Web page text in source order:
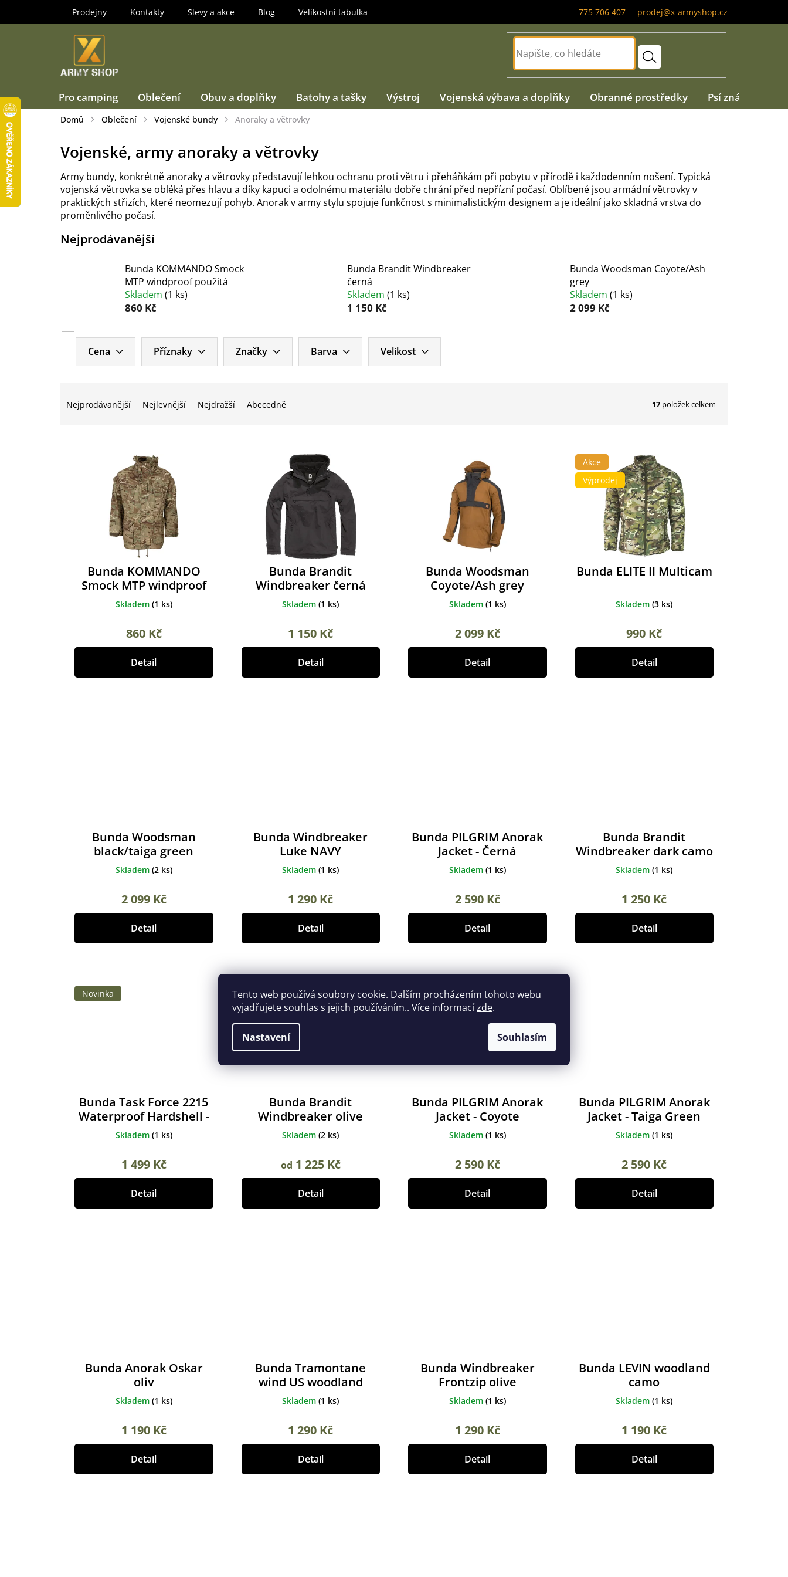
Tento web používá soubory cookie. Dalším procházením tohoto webu
vyjadřujete souhlas s jejich používáním.. Více informacízde.
Nastavení Souhlasím
775 706 407 prodej@x-armyshop.cz
Prodejny Kontakty Slevy a akce Blog Velikostní tabulka
Pro camping Oblečení Obuv a doplňky Batohy a tašky Výstroj Vojenská výbava a doplňky Obranné prostředky Psí známky
Domů Oblečení Vojenské bundy Anoraky a větrovky
Vojenské, army anoraky a větrovky
Army bundy, konkrétně anoraky a větrovky představují lehkou ochranu proti větru i přeháňkám při pobytu v přírodě i každodenním nošení. Typická
vojenská větrovka se obléká přes hlavu a díky kapuci a odolnému materiálu dobře chrání před nepřízní počasí. Oblíbené jsou armádní větrovky v
praktických střizích, které neomezují pohyb. Anorak v army stylu spojuje funkčnost s minimalistickým designem a je ideální jako skladná vrstva do
proměnlivého počasí.
Nejprodávanější
Bunda KOMMANDO Smock
MTP windproof použitá
Skladem (1 ks)
860 Kč
Bunda Brandit Windbreaker
černá
Skladem(1 ks)
1 150 Kč
Bunda Woodsman Coyote/Ash
grey
Skladem (1 ks)
2 099 Kč
Nejprodávanější Nejlevnější Nejdražší Abecedně 17 položek celkem
Značky Barva Velikost
Příznaky
Cena
V
Bunda KOMMANDO
Smock MTP windproof
použitá
Skladem (1 ks)
860 Kč
Detail
Bunda Brandit
Windbreaker černá
Skladem(1 ks)
1 150 Kč
Detail
Bunda Woodsman
Coyote/Ash grey
Skladem (1 ks)
2 099 Kč
Detail
Akce
Výprodej
Bunda ELITE II Multicam
Skladem(3 ks)
990 Kč
Detail
Bunda Woodsman
black/taiga green
Skladem (2 ks)
2 099 Kč
Detail
Bunda Windbreaker
Luke NAVY
Skladem(1 ks)
1 290 Kč
Detail
Bunda PILGRIM Anorak
Jacket - Černá
Skladem (1 ks)
2 590 Kč
Detail
Bunda Brandit
Windbreaker dark camo
Skladem(1 ks)
1 250 Kč
Detail
Novinka
Bunda Task Force 2215
Waterproof Hardshell -
ranger green
Skladem (1 ks)
1 499 Kč
Detail
Bunda Brandit
Windbreaker olive
Skladem(2 ks)
od 1 225 Kč
Detail
Bunda PILGRIM Anorak
Jacket - Coyote
Skladem (1 ks)
2 590 Kč
Detail
Bunda PILGRIM Anorak
Jacket - Taiga Green
Skladem(1 ks)
2 590 Kč
Detail
Bunda Anorak Oskar
oliv
Skladem (1 ks)
1 190 Kč
Detail
Bunda Tramontane
wind US woodland
Skladem(1 ks)
1 290 Kč
Detail
Bunda Windbreaker
Frontzip olive
Skladem (1 ks)
1 290 Kč
Detail
Bunda LEVIN woodland
camo
Skladem(1 ks)
1 190 Kč
Detail